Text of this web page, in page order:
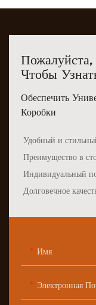
Чтобы
Обеспечить
Коробки
Удобный и
Преимущество в
Индивидуальный
Долговечное
Имя
Электронная